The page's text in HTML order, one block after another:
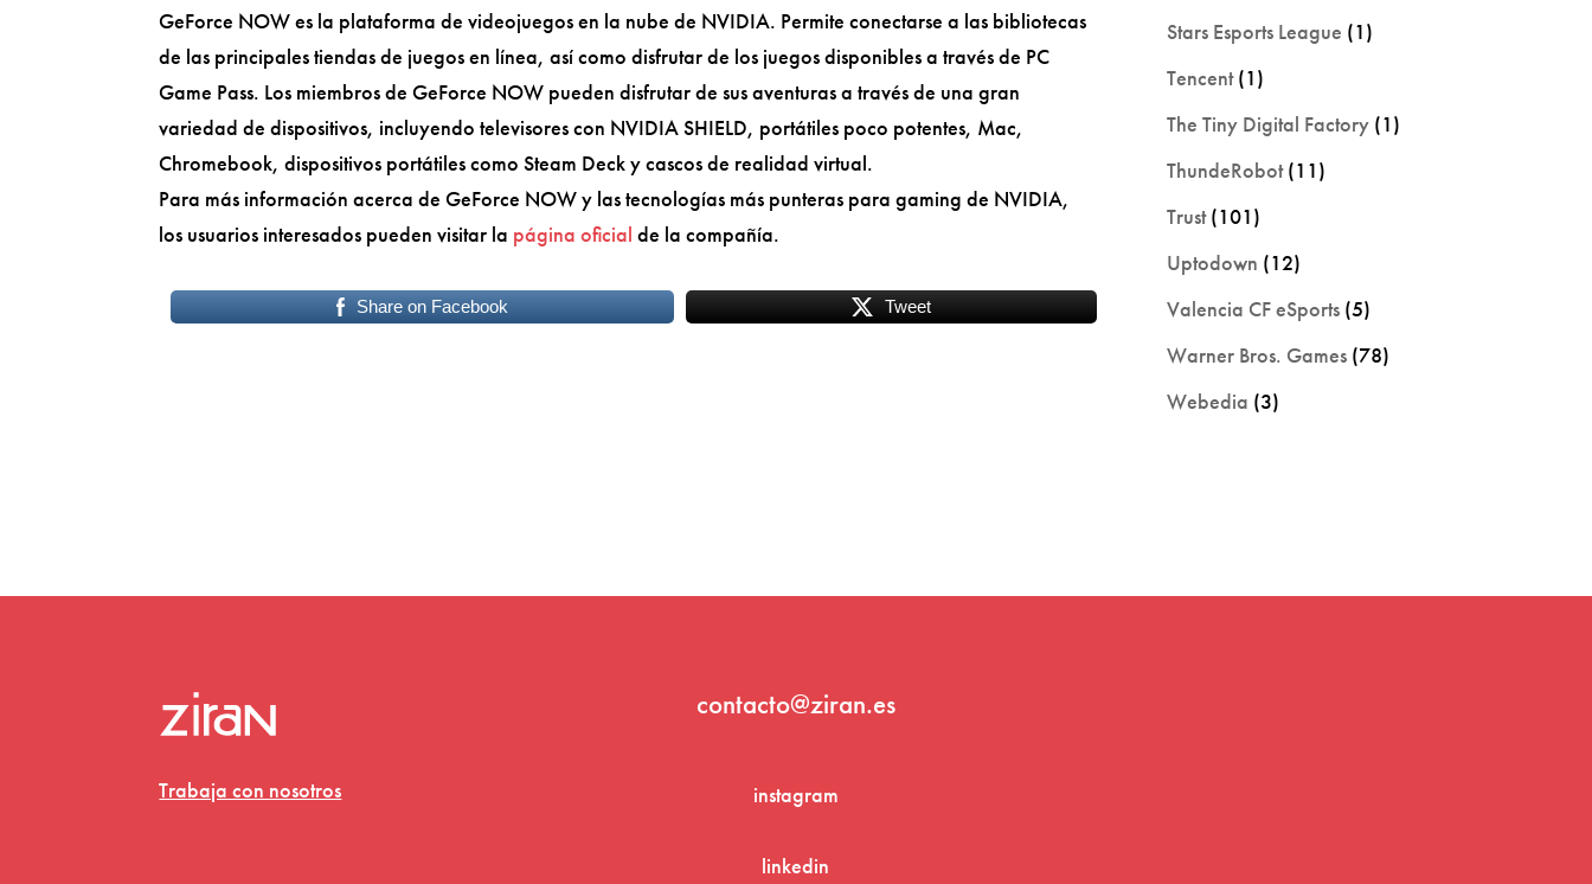
GeForce NOW es la plataforma de videojuegos en la nube de NVIDIA. Permite conectarse a las bibliotecas
de las principales tiendas de juegos en línea, así como disfrutar de los juegos disponibles a través de PC
Game Pass. Los miembros de GeForce NOW pueden disfrutar de sus aventuras a través de una gran
variedad de dispositivos, incluyendo televisores con NVIDIA SHIELD, portátiles poco potentes, Mac,
Chromebook, dispositivos portátiles como Steam Deck y cascos de realidad virtual.
Para más información acerca de GeForce NOW y las tecnologías más punteras para gaming de NVIDIA,
los usuarios interesados pueden visitar la página oficial de la compañía.
Share on Facebook Tweet
Stars Esports League (1)
Tencent(1)
The Tiny Digital Factory (1)
ThundeRobot(11)
Trust(101)
Uptodown (12)
Valencia CF eSports (5)
Warner Bros. Games (78)
Webedia (3)
Trabaja con nosotros
contacto@ziran.es
instagram
linkedin